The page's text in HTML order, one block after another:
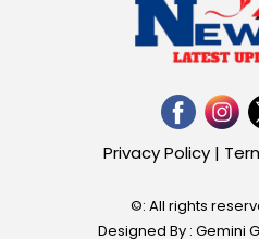
Privacy Policy |
©: All rights
Designed By : Gemini